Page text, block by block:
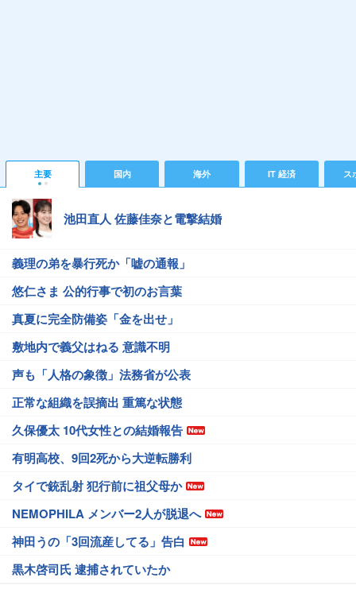
主要 国内 海外 IT 経済 ス
池田直人 佐藤佳奈と電撃結婚
義理の弟を暴行死か「嘘の通報」
悠仁さま 公的行事で初のお言葉
真夏に完全防備姿「金を出せ」
敷地内で義父はねる 意識不明
声も「人格の象徴」法務省が公表
正常な組織を誤摘出 重篤な状態
久保優太 10代女性との結婚報告
有明高校、9回2死から大逆転勝利
タイで銃乱射 犯行前に祖父母か
NEMOPHILA メンバー2人が脱退へ
神田うの「3回流産してる」告白
黒木啓司氏 逮捕されていたか